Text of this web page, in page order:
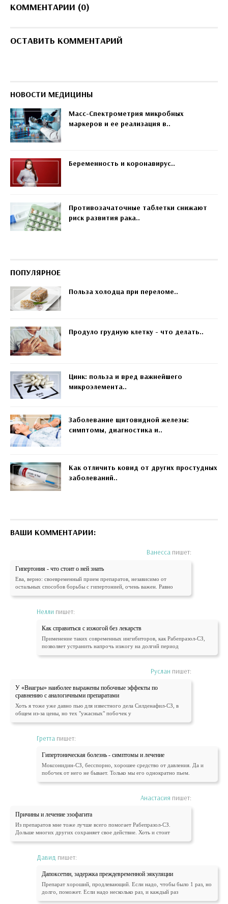
КОММЕНТАРИИ (0)
ОСТАВИТЬ КОММЕНТАРИЙ
НОВОСТИ МЕДИЦИНЫ
Масс-Спектрометрия микробных
маркеров и ее реализация в..
Беременность и коронавирус..
Противозачаточные таблетки снижают
риск развития рака..
ПОПУЛЯРНОЕ
Польза холодца при переломе..
Продуло грудную клетку - что делать..
Цинк: польза и вред важнейшего
микроэлемента..
Заболевание щитовидной железы:
симптомы, диагностика и..
Как отличить ковид от других простудных
заболеваний..
ВАШИ КОММЕНТАРИИ:
Ванесса пишет:
Гипертония - что стоит о ней знать
Ева, верно: своевременный прием препаратов, независимо от
остальных способов борьбы с гипертонией, очень важен. Равно
Нелли пишет:
Как справиться с изжогой без лекарств
Применение таких современных ингибиторов, как Рабепразол-СЗ,
позволяет устранить напрочь изжогу на долгий период
Руслан пишет:
У «Виагры» наиболее выражены побочные эффекты по
сравнению с аналогичными препаратами
Хоть я тоже уже давно пью для известного дела Силденафил-СЗ, в
общем из-за цены, но тех "ужасных" побочек у
Гретта пишет:
Гипертоническая болезнь - симптомы и лечение
Моксонидин-СЗ, бесспорно, хорошее средство от давления. Да и
побочек от него не бывает. Только мы его однократно пьем.
Анастасия пишет:
Причины и лечение эзофагита
Из препаратов мне тоже лучше всего помогает Рабепразол-СЗ.
Дольше многих других сохраняет свое действие. Хоть и стоит
Давид пишет:
Дапоксетин, задержка преждевременной эякуляции
Препарат хороший, продлевающий. Если надо, чтобы было 1 раз, но
долго, поможет. Если надо несколько раз, и каждый раз